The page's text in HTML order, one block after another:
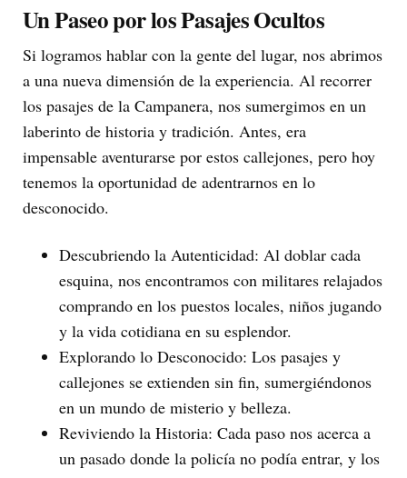
Un Paseo por los Pasajes Ocultos
Si logramos hablar con la gente del lugar, nos abrimos
a una nueva dimensión de la experiencia. Al recorrer
los pasajes de la Campanera, nos sumergimos en un
laberinto de historia y tradición. Antes, era
impensable aventurarse por estos callejones, pero hoy
tenemos la oportunidad de adentrarnos en lo
desconocido.
Descubriendo la Autenticidad: Al doblar cada
esquina, nos encontramos con militares relajados
comprando en los puestos locales, niños jugando
y la vida cotidiana en su esplendor.
Explorando lo Desconocido: Los pasajes y
callejones se extienden sin fin, sumergiéndonos
en un mundo de misterio y belleza.
Reviviendo la Historia: Cada paso nos acerca a
un pasado donde la policía no podía entrar, y los